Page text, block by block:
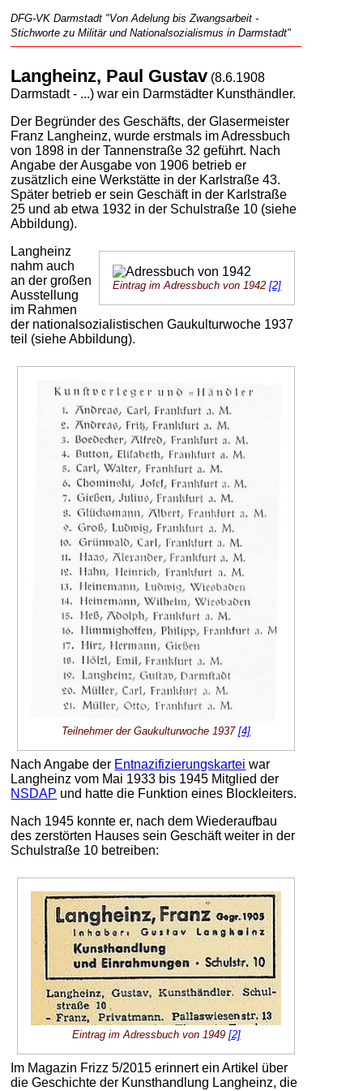
DFG-VK Darmstadt "Von Adelung bis Zwangsarbeit -
Stichworte zu Militär und Nationalsozialismus in Darmstadt"
Langheinz, Paul Gustav (8.6.1908
Darmstadt - ...) war ein Darmstädter Kunsthändler.
Der Begründer des Geschäfts, der Glasermeister
Franz Langheinz, wurde erstmals im Adressbuch
von 1898 in der Tannenstraße 32 geführt. Nach
Angabe der Ausgabe von 1906 betrieb er
zusätzlich eine Werkstätte in der Karlstraße 43.
Später betrieb er sein Geschäft in der Karlstraße
25 und ab etwa 1932 in der Schulstraße 10 (siehe
Abbildung).
Eintrag im Adressbuch von 1942 [2]
Langheinz
nahm auch
an der großen
Ausstellung
im Rahmen
der nationalsozialistischen Gaukulturwoche 1937
teil (siehe Abbildung).
Teilnehmer der Gaukulturwoche 1937[4]
Nach Angabe der Entnazifizierungskartei war
Langheinz vom Mai 1933 bis 1945 Mitglied der
NSDAP und hatte die Funktion eines Blockleiters.
Nach 1945 konnte er, nach dem Wiederaufbau
des zerstörten Hauses sein Geschäft weiter in der
Schulstraße 10 betreiben:
Eintrag im Adressbuch von 1949 [2]
Im Magazin Frizz 5/2015 erinnert ein Artikel über
die Geschichte der Kunsthandlung Langheinz, die